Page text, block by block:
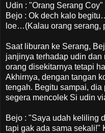
Udin : "Orang Serang Coy"
Bejo : Ok dech kalo
loe…(Kalau orang serang,
Saat liburan ke Serang,
janjinya terhadap udin dan
orang disekitarnya tetapi
Akhirnya, dengan tangan
tengah. Begitu sampai, dia
segera mencolek Si udin
Bejo : "Saya udah keliling
tapi gak ada sama sekali!"